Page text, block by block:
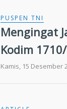
PUSPEN TNI
Mengingat
Kodim
Upacara
Ke-77
Kamis, 15 Desember